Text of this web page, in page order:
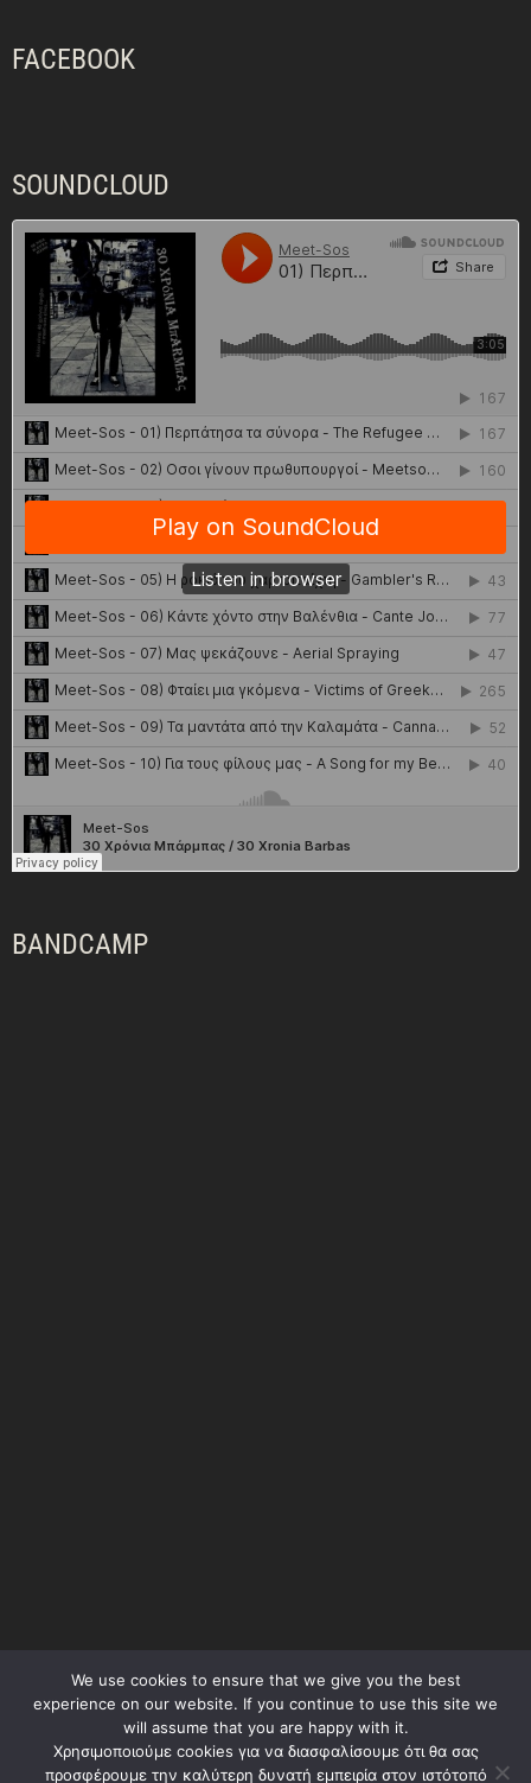
FACEBOOK
SOUNDCLOUD
BANDCAMP
Όροι Χρήσης – Terms of Use
Πολιτική Απορρήτου – Privacy Policy
We use cookies to ensure that we give you the best
experience on our website. If you continue to use this site we
will assume that you are happy with it.
Χρησιμοποιούμε cookies για να διασφαλίσουμε ότι θα σας
προσφέρουμε την καλύτερη δυνατή εμπειρία στον ιστότοπό